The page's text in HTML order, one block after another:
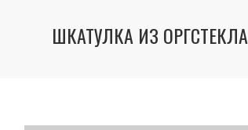
ШКАТУЛКА ИЗ ОРГСТЕКЛА